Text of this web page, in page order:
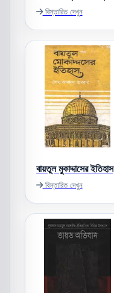
বিস্তারিত দেখুন
বায়তুল মুকাদ্দাসের ইতিহাস
বিস্তারিত দেখুন